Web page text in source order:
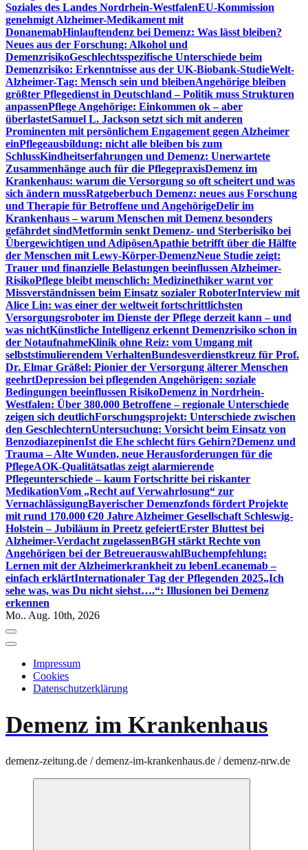
Soziales des Landes Nordrhein-WestfalenEU-Kommission
genehmigt Alzheimer-Medikament mit
DonanemabHinlauftendenz bei Demenz: Was lässt bleiben?
Neues aus der Forschung: Alkohol und
DemenzrisikoGeschlechtsspezifische Unterschiede beim
Demenzrisiko: Erkenntnisse aus der UK-Biobank-StudieWelt-
Alzheimer-Tag: Mensch sein und bleibenAngehörige bleiben
größter Pflegedienst in Deutschland – Politik muss Strukturen
anpassenPflege Angehörige: Einkommen ok – aber
überlastetSamuel L. Jackson setzt sich mit anderen
Prominenten mit persönlichem Engagement gegen Alzheimer
einPflegeausbildung: nicht alle bleiben bis zum
SchlussKindheitserfahrungen und Demenz: Unerwartete
Zusammenhänge auch für die PflegepraxisDemenz im
Krankenhaus: warum die Versorgung so oft scheitert und was
sich ändern mussRatgeberbuch Demenz: neues aus Forschung
und Therapie für Betroffene und AngehörigeDelir im
Krankenhaus – warum Menschen mit Demenz besonders
gefährdet sindMetformin senkt Demenz- und Sterberisiko bei
Übergewichtigen und AdipösenApathie betrifft über die Hälfte
der Menschen mit Lewy-Körper-DemenzNeue Studie zeigt:
Trauer und finanzielle Belastungen beeinflussen Alzheimer-
RisikoPflege bleibt menschlich: Medizinethiker warnt vor
Missverständnissen beim Einsatz sozialer RoboterInterview mit
Alice Lin: was einer der weltweit fortschrittlichsten
Versorgungsroboter im Dienste der Pflege derzeit kann – und
was nichtKünstliche Intelligenz erkennt Demenzrisiko schon in
der NotaufnahmeKlinik ohne Reiz: vom Umgang mit
selbststimulierendem VerhaltenBundesverdienstkreuz für Prof.
Dr. Elmar Gräßel: Pionier der Versorgung älterer Menschen
geehrtDepression bei pflegenden Angehörigen: soziale
Bedingungen beeinflussen RisikoDemenz in Nordrhein-
Westfalen: Über 380.000 Betroffene – regionale Unterschiede
zeigen sich deutlichForschungsprojekt: Unterschiede zwischen
den GeschlechternUntersuchung: Vorsicht beim Einsatz von
BenzodiazepinenIst die Ehe schlecht fürs Gehirn?Demenz und
Trauma – Alte Wunden, neue Herausforderungen für die
PflegeAOK-Qualitätsatlas zeigt alarmierende
Pflegeunterschiede – kaum Fortschritte bei riskanter
MedikationVom „Recht auf Verwahrlosung“ zur
VernachlässigungBayerischer Demenzfonds fördert Projekte
mit rund 170.000 €20 Jahre Alzheimer Gesellschaft Schleswig-
Holstein – Jubiläum in Preetz gefeiertErster Bluttest bei
Alzheimer-Verdacht zugelassenBGH stärkt Rechte von
Angehörigen bei der BetreuerauswahlBuchempfehlung:
Lernen mit der Alzheimerkrankheit zu lebenLecanemab –
einfach erklärtInternationaler Tag der Pflegenden 2025„Ich
sehe was, was Du nicht siehst….“: Illusionen bei Demenz
erkennen
Mo.. Aug. 10th, 2026
Impressum
Cookies
Datenschutzerklärung
Demenz im Krankenhaus
demenz-zeitung.de / demenz-im-krankenhaus.de / demenz-nrw.de